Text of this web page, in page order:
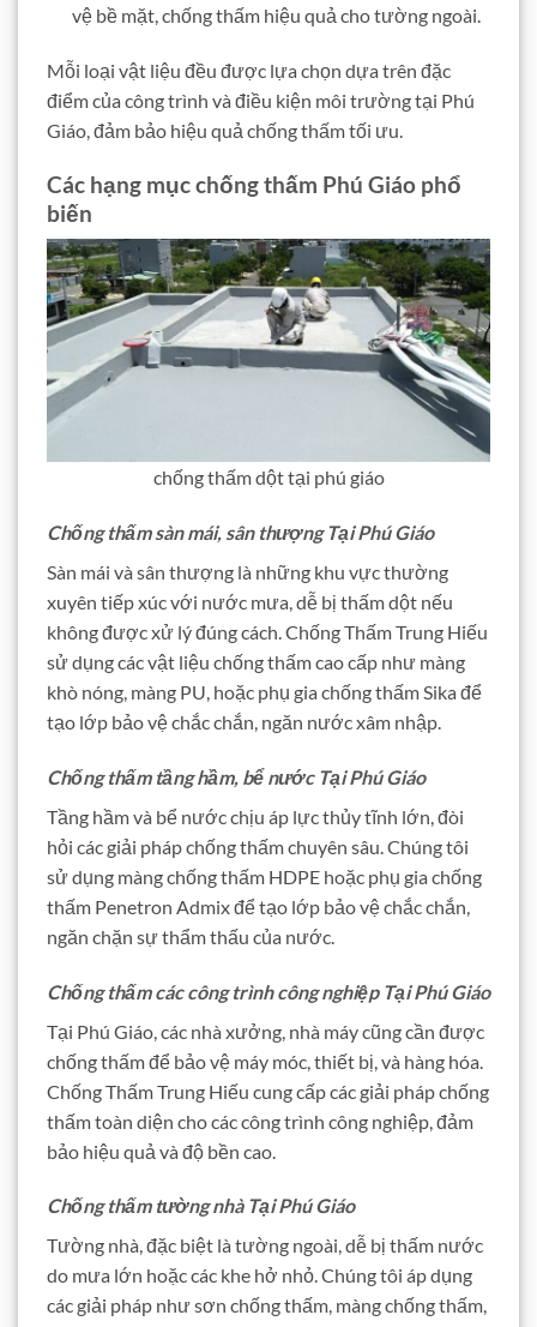
vệ bề mặt, chống thấm hiệu quả cho tường ngoài.
Mỗi loại vật liệu đều được lựa chọn dựa trên đặc
điểm của công trình và điều kiện môi trường tại Phú
Giáo, đảm bảo hiệu quả chống thấm tối ưu.
Các hạng mục chống thấm Phú Giáo phổ
biến
chống thấm dột tại phú giáo
Chống thấm sàn mái, sân thượng Tại Phú Giáo
Sàn mái và sân thượng là những khu vực thường
xuyên tiếp xúc với nước mưa, dễ bị thấm dột nếu
không được xử lý đúng cách. Chống Thấm Trung Hiếu
sử dụng các vật liệu chống thấm cao cấp như màng
khò nóng, màng PU, hoặc phụ gia chống thấm Sika để
tạo lớp bảo vệ chắc chắn, ngăn nước xâm nhập.
Chống thấm tầng hầm, bể nước Tại Phú Giáo
Tầng hầm và bể nước chịu áp lực thủy tĩnh lớn, đòi
hỏi các giải pháp chống thấm chuyên sâu. Chúng tôi
sử dụng màng chống thấm HDPE hoặc phụ gia chống
thấm Penetron Admix để tạo lớp bảo vệ chắc chắn,
ngăn chặn sự thẩm thấu của nước.
Chống thấm các công trình công nghiệp Tại Phú Giáo
Tại Phú Giáo, các nhà xưởng, nhà máy cũng cần được
chống thấm để bảo vệ máy móc, thiết bị, và hàng hóa.
Chống Thấm Trung Hiếu cung cấp các giải pháp chống
thấm toàn diện cho các công trình công nghiệp, đảm
bảo hiệu quả và độ bền cao.
Chống thấm tường nhà Tại Phú Giáo
Tường nhà, đặc biệt là tường ngoài, dễ bị thấm nước
do mưa lớn hoặc các khe hở nhỏ. Chúng tôi áp dụng
các giải pháp như sơn chống thấm, màng chống thấm,